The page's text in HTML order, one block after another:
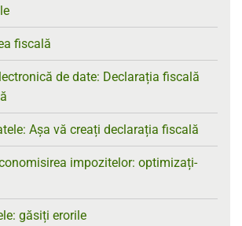
fiscală
de date: Declarația fiscală
Așa vă creați declarația fiscală
impozitelor: optimizați-
găsiți erorile